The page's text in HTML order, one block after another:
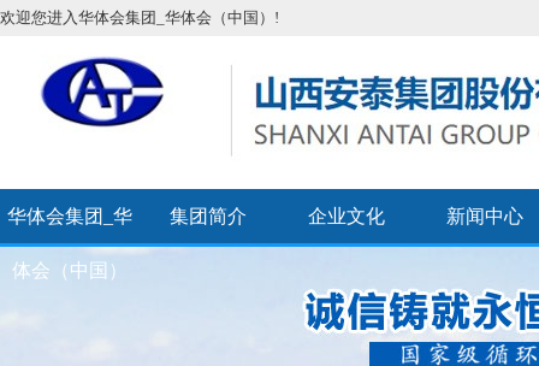
欢迎您进入华体会集团_华体会（中国）!
华体会集团_华
体会（中国）
集团简介 企业文化 新闻中心